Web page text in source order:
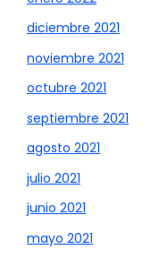
diciembre 2021
noviembre 2021
octubre 2021
septiembre 2021
agosto 2021
julio 2021
junio 2021
mayo 2021